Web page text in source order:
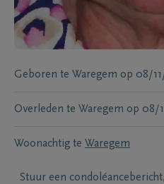
Geboren te Waregem op 08/
Overleden te Waregem op 08/
Woonachtig te Waregem
Stuur een